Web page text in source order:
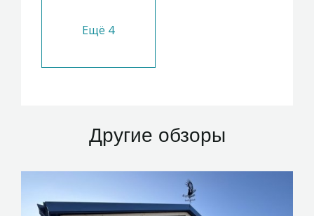
Ещё 4
Другие обзоры